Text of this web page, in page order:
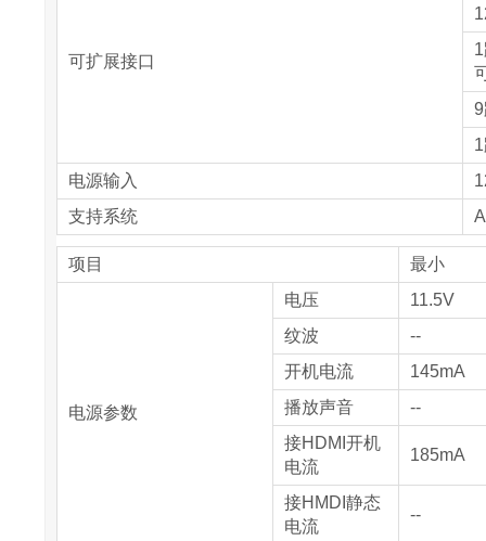
可扩展接口
电源输入
支持系统
项目 最小
电源参数
电压
11.5V
纹波
--
开机电流
145mA
播放声音
--
接HDMI开机
电流
185mA
接HMDI静态
电流
--